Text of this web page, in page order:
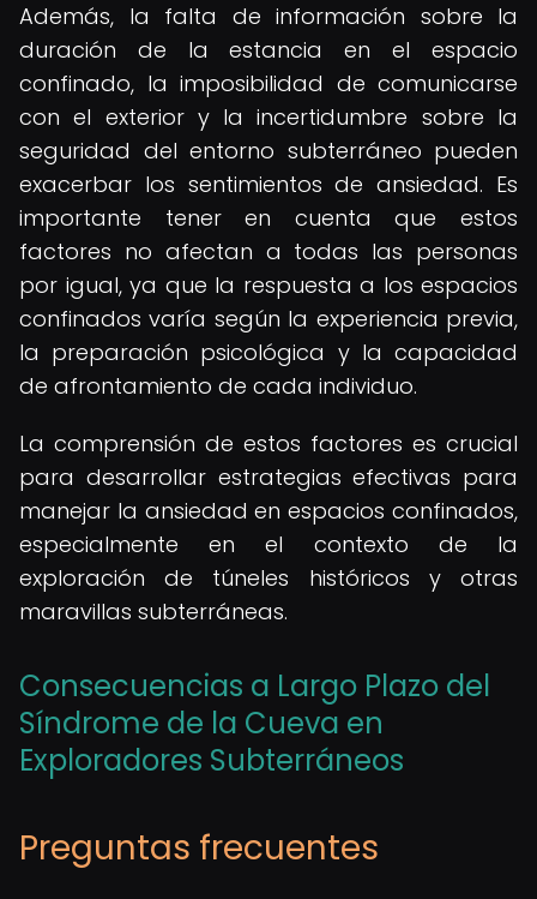
Además, la falta de información sobre la
duración de la estancia en el espacio
confinado, la imposibilidad de comunicarse
con el exterior y la incertidumbre sobre la
seguridad del entorno subterráneo pueden
exacerbar los sentimientos de ansiedad. Es
importante tener en cuenta que estos
factores no afectan a todas las personas
por igual, ya que la respuesta a los espacios
confinados varía según la experiencia previa,
la preparación psicológica y la capacidad
de afrontamiento de cada individuo.
La comprensión de estos factores es crucial
para desarrollar estrategias efectivas para
manejar la ansiedad en espacios confinados,
especialmente en el contexto de la
exploración de túneles históricos y otras
maravillas subterráneas.
Consecuencias a Largo Plazo del
Síndrome de la Cueva en
Exploradores Subterráneos
Preguntas frecuentes